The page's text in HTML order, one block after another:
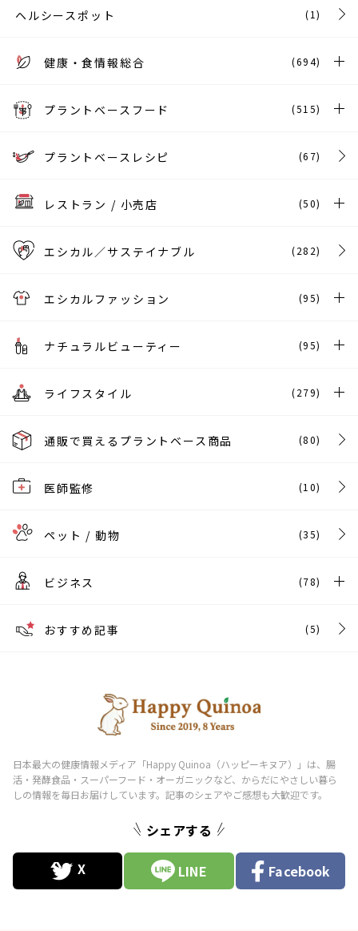
ヘルシースポット (1)
健康・食情報総合 (694)
プラントベースフード (515)
プラントベースレシピ (67)
レストラン / 小売店 (50)
エシカル／サステイナブル (282)
エシカルファッション (95)
ナチュラルビューティー (95)
ライフスタイル (279)
通販で買えるプラントベース商品 (80)
医師監修 (10)
ペット / 動物 (35)
ビジネス (78)
おすすめ記事 (5)
シェアする
LINE Facebook